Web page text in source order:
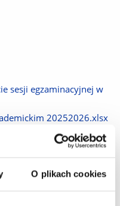
O plikach cookies
sesji egzaminacyjnej w
20252026.xlsx